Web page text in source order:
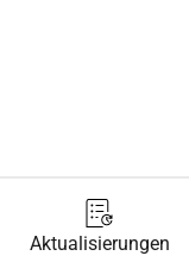
Aktualisierungen